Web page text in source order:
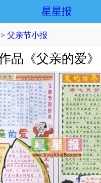
星星报
>父亲节小报
品《父亲的爱》